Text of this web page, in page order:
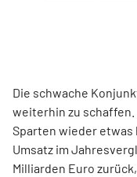
Die schwache
weiterhin zu
Sparten wieder etwas
Umsatz im
Milliarden Euro